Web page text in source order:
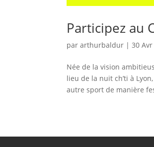
Participez au
pararthurbaldur |30
Née de la vision
lieu de la nuit ch’ti à
autre sport de manière